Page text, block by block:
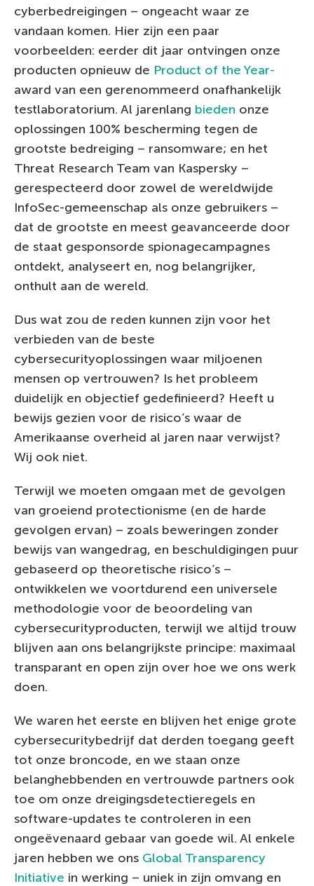
cyberbedreigingen – ongeacht waar ze
vandaan komen. Hier zijn een paar
voorbeelden: eerder dit jaar ontvingen onze
producten opnieuw de Product of the Year-
award van een gerenommeerd onafhankelijk
testlaboratorium. Al jarenlang bieden onze
oplossingen 100% bescherming tegen de
grootste bedreiging – ransomware; en het
Threat Research Team van Kaspersky –
gerespecteerd door zowel de wereldwijde
InfoSec-gemeenschap als onze gebruikers –
dat de grootste en meest geavanceerde door
de staat gesponsorde spionagecampagnes
ontdekt, analyseert en, nog belangrijker,
onthult aan de wereld.
Dus wat zou de reden kunnen zijn voor het
verbieden van de beste
cybersecurityoplossingen waar miljoenen
mensen op vertrouwen? Is het probleem
duidelijk en objectief gedefinieerd? Heeft u
bewijs gezien voor de risico’s waar de
Amerikaanse overheid al jaren naar verwijst?
Wij ook niet.
Terwijl we moeten omgaan met de gevolgen
van groeiend protectionisme (en de harde
gevolgen ervan) – zoals beweringen zonder
bewijs van wangedrag, en beschuldigingen puur
gebaseerd op theoretische risico’s –
ontwikkelen we voortdurend een universele
methodologie voor de beoordeling van
cybersecurityproducten, terwijl we altijd trouw
blijven aan ons belangrijkste principe: maximaal
transparant en open zijn over hoe we ons werk
doen.
We waren het eerste en blijven het enige grote
cybersecuritybedrijf dat derden toegang geeft
tot onze broncode, en we staan onze
belanghebbenden en vertrouwde partners ook
toe om onze dreigingsdetectieregels en
software-updates te controleren in een
ongeëvenaard gebaar van goede wil. Al enkele
jaren hebben we ons Global Transparency
Initiative in werking – uniek in zijn omvang en